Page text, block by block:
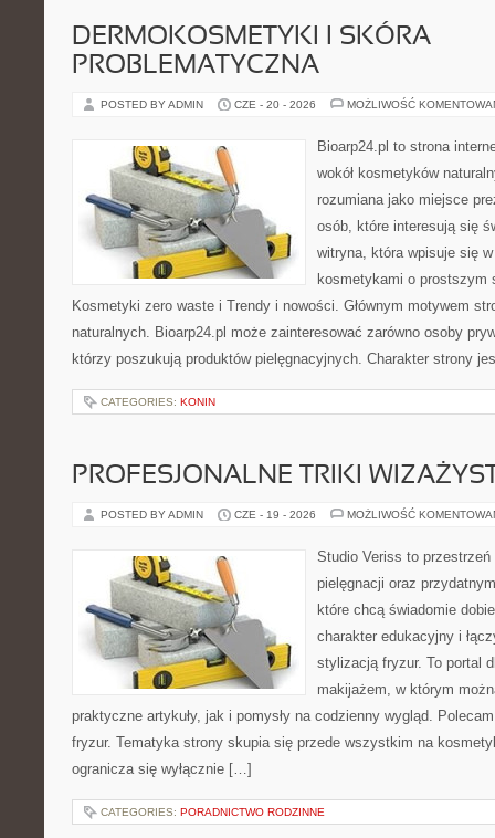
DERMOKOSMETYKI I SKÓRA
PROBLEMATYCZNA
POSTED BY ADMIN CZE - 20 - 2026 MOŻLIWOŚĆ
Bioarp24.pl to strona
wokół kosmetyków
rozumiana jako miejsce
osób, które interesują się
witryna, która wpisuje się
kosmetykami o prostszym
Kosmetyki zero waste i Trendy i nowości. Głównym motywem
naturalnych. Bioarp24.pl może zainteresować zarówno osoby
którzy poszukują produktów pielęgnacyjnych. Charakter strony
CATEGORIES: KONIN
PROFESJONALNE TRIKI
POSTED BY ADMIN CZE - 19 - 2026 MOŻLIWOŚĆ
Studio Veriss to
pielęgnacji oraz
które chcą świadomie
charakter edukacyjny i
stylizacją fryzur. To portal
makijażem, w którym
praktyczne artykuły, jak i pomysły na codzienny wygląd.
fryzur. Tematyka strony skupia się przede wszystkim na
ogranicza się wyłącznie […]
CATEGORIES: PORADNICTWO RODZINNE